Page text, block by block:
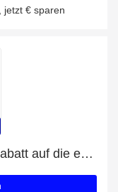
jetzt € sparen
Erhalten Sie zusätzliche 15% Rabatt auf die erste Bestellung